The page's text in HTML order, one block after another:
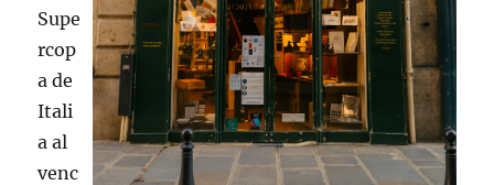
Supe
rcop
a de
Itali
a al
venc